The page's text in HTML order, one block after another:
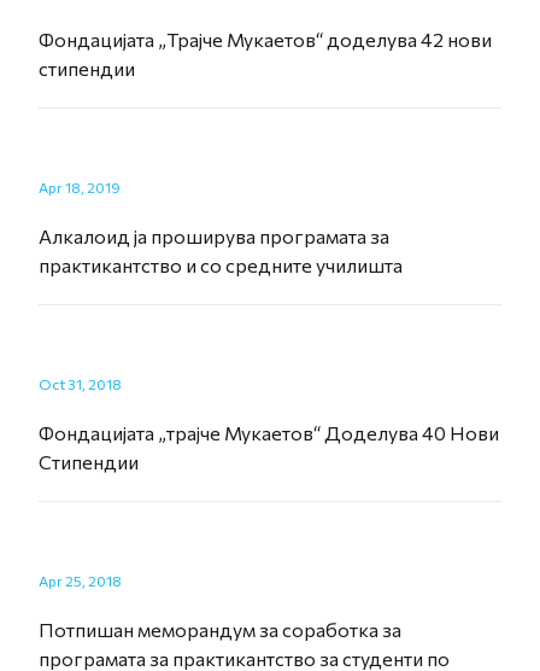
Фондацијата „Трајче Мукаетов“ доделува 42 нови
стипендии
Apr 18, 2019
Алкалоид ја проширува програмата за
практикантство и со средните училишта
Oct 31, 2018
Фондацијата „трајче Мукаетов“ Доделува 40 Нови
Стипендии
Apr 25, 2018
Потпишан меморандум за соработка за
програмата за практикантство за студенти по